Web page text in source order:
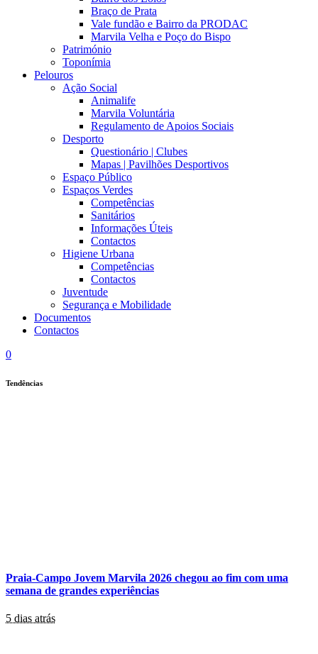
Braço de Prata
Vale fundão e Bairro da PRODAC
Marvila Velha e Poço do Bispo
Património
Toponímia
Pelouros
Ação Social
Animalife
Marvila Voluntária
Regulamento de Apoios Sociais
Desporto
Questionário | Clubes
Mapas | Pavilhões Desportivos
Espaço Público
Espaços Verdes
Competências
Sanitários
Informações Úteis
Contactos
Higiene Urbana
Competências
Contactos
Juventude
Segurança e Mobilidade
Documentos
Contactos
0
Tendências
Praia-Campo Jovem Marvila 2026 chegou ao fim com uma
semana de grandes experiências
5 dias atrás